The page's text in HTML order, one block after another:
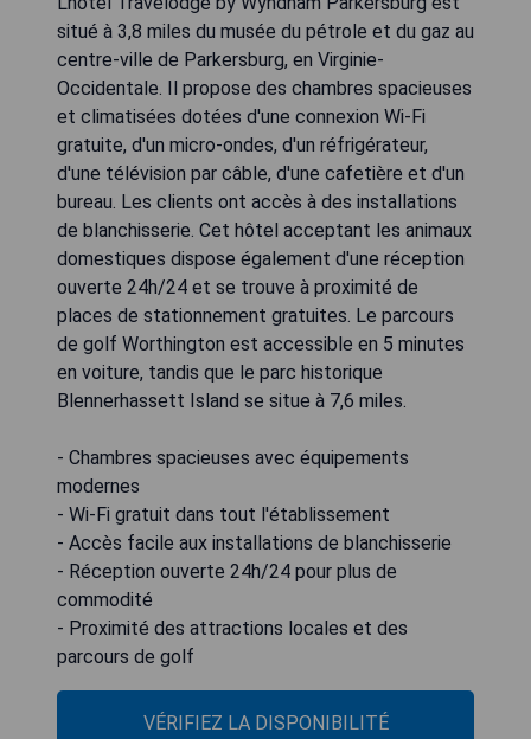
situé à 3,8 miles du musée du pétrole et du gaz au
centre-ville de Parkersburg, en Virginie-
Occidentale. Il propose des chambres spacieuses
et climatisées dotées d'une connexion Wi-Fi
gratuite, d'un micro-ondes, d'un réfrigérateur,
d'une télévision par câble, d'une cafetière et d'un
bureau. Les clients ont accès à des installations
de blanchisserie. Cet hôtel acceptant les animaux
domestiques dispose également d'une réception
ouverte 24h/24 et se trouve à proximité de
places de stationnement gratuites. Le parcours
de golf Worthington est accessible en 5 minutes
en voiture, tandis que le parc historique
Blennerhassett Island se situe à 7,6 miles.
- Chambres spacieuses avec équipements
modernes
- Wi-Fi gratuit dans tout l'établissement
- Accès facile aux installations de blanchisserie
- Réception ouverte 24h/24 pour plus de
commodité
- Proximité des attractions locales et des
parcours de golf
VÉRIFIEZ LA DISPONIBILITÉ